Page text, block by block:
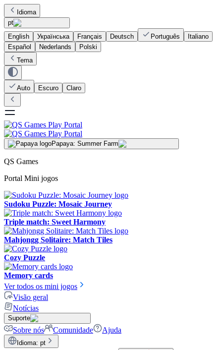
Idioma
pt
English
Українська Français Deutsch Português
Italiano
Español
Nederlands
Polski
Tema
Auto Escuro Claro
Papaya: Summer Farm
QS Games
Portal Mini jogos
Sudoku Puzzle: Mosaic Journey
Triple match: Sweet Harmony
Mahjongg Solitaire: Match Tiles
Cozy Puzzle
Memory cards
Ver todos os mini jogos
Visão geral
Notícias
Suporte
Sobre nós Comunidade Ajuda
Idioma: pt